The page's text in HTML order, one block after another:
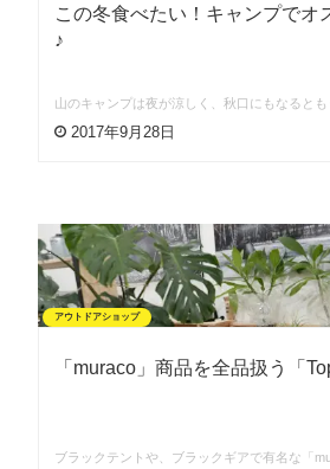
この冬食べたい！キャンプでオ
♪
山のキャンプは夜が涼しく、秋口にもなると
2017年9月28日
アウトドアショップ
「muraco」商品を全品扱う「
ブラックテントや、ブラックギアで有名な「